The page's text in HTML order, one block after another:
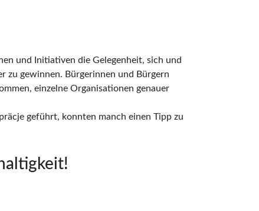
und Initiativen die Gelegenheit, sich und
zu gewinnen. Bürgerinnen und Bürgern
einzelne Organisationen genauer
geführt, konnten manch einen Tipp zu